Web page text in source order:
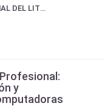
UNL - UNIVERSIDAD NACIONAL DEL LITORAL
y